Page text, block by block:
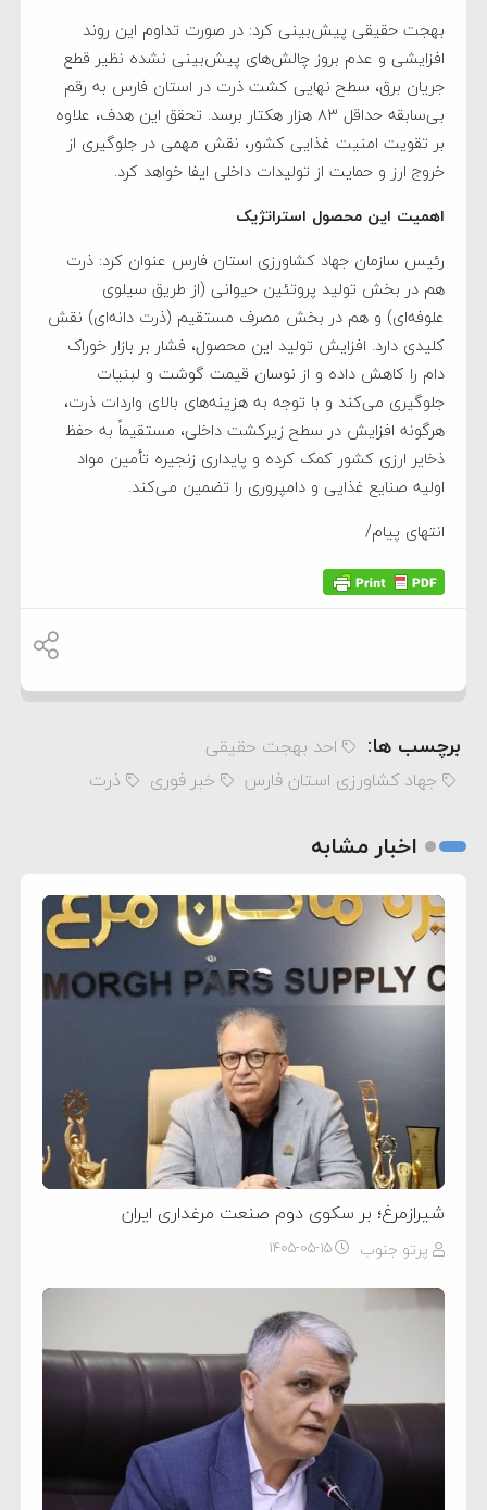
بهجت حقیقی پیش‌بینی کرد: در صورت تداوم این روند
افزایشی و عدم بروز چالش‌های پیش‌بینی نشده نظیر قطع
جریان برق، سطح نهایی کشت ذرت در استان فارس به رقم
بی‌سابقه حداقل ۸۳ هزار هکتار برسد. تحقق این هدف، علاوه
بر تقویت امنیت غذایی کشور، نقش مهمی در جلوگیری از
خروج ارز و حمایت از تولیدات داخلی ایفا خواهد کرد.
اهمیت این محصول استراتژیک
رئیس سازمان جهاد کشاورزی استان فارس عنوان کرد: ذرت
هم در بخش تولید پروتئین حیوانی (از طریق سیلوی
علوفه‌ای) و هم در بخش مصرف مستقیم (ذرت دانه‌ای) نقش
کلیدی دارد. افزایش تولید این محصول، فشار بر بازار خوراک
دام را کاهش داده و از نوسان قیمت گوشت و لبنیات
جلوگیری می‌کند و با توجه به هزینه‌های بالای واردات ذرت،
هرگونه افزایش در سطح زیرکشت داخلی، مستقیماً به حفظ
ذخایر ارزی کشور کمک کرده و پایداری زنجیره تأمین مواد
اولیه صنایع غذایی و دامپروری را تضمین می‌کند.
انتهای پیام/
برچسب ها:
احد بهجت حقیقی
جهاد کشاورزی استان فارس
خبر فوری ذرت
اخبار مشابه
شیرازمرغ؛ بر سکوی دوم صنعت مرغداری ایران
پرتو جنوب ۱۴۰۵-۰۵-۱۵